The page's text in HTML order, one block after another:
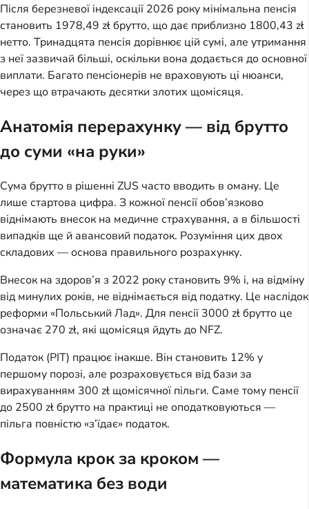
Після березневої індексації 2026 року мінімальна пенсія
становить 1978,49 zł брутто, що дає приблизно 1800,43 zł
нетто. Тринадцята пенсія дорівнює цій сумі, але утримання
з неї зазвичай більші, оскільки вона додається до основної
виплати. Багато пенсіонерів не враховують ці нюанси,
через що втрачають десятки злотих щомісяця.
Анатомія перерахунку — від брутто
до суми «на руки»
Сума брутто в рішенні ZUS часто вводить в оману. Це
лише стартова цифра. З кожної пенсії обов’язково
віднімають внесок на медичне страхування, а в більшості
випадків ще й авансовий податок. Розуміння цих двох
складових — основа правильного розрахунку.
Внесок на здоров’я з 2022 року становить 9% і, на відміну
від минулих років, не віднімається від податку. Це наслідок
реформи «Польський Лад». Для пенсії 3000 zł брутто це
означає 270 zł, які щомісяця йдуть до NFZ.
Податок (PIT) працює інакше. Він становить 12% у
першому порозі, але розраховується від бази за
вирахуванням 300 zł щомісячної пільги. Саме тому пенсії
до 2500 zł брутто на практиці не оподатковуються —
пільга повністю «з’їдає» податок.
Формула крок за кроком —
математика без води